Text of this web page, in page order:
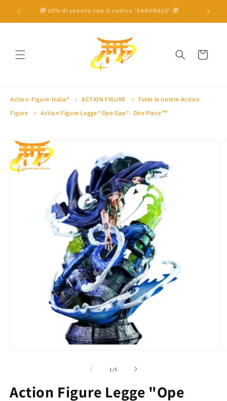
direttamente
100€ ⛩ 🎁 10% di sconto con il codice 'SAKURA10' 🎁 🏅
Carrello
Action-Figure-Italia® ACTION FIGURE
Tutte le nostre Action
Figure
Action Figure Legge "Ope Ope"- One Piece™
Passa alle
informazioni
sul prodotto
1 /su
5
Action Figure Legge "Ope